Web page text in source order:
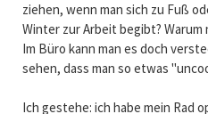
ziehen, wenn man sich zu Fuß
Winter zur Arbeit begibt?
Im Büro kann man es doch
sehen, dass man so etwas
Ich gestehe: ich habe mein Rad